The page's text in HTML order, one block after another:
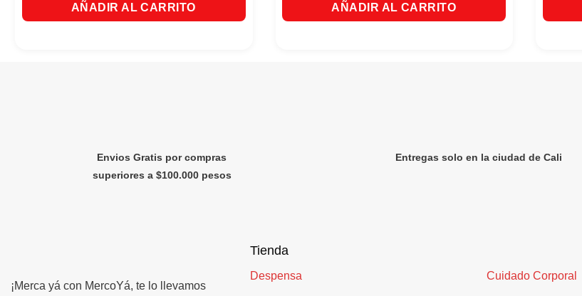
AÑADIR AL CARRITO AÑADIR AL CARRITO
Envios Gratis por compras
superiores a $100.000 pesos
Entregas solo en la ciudad de Cali
¡Merca yá con MercoYá, te lo llevamos
Tienda
Despensa Cuidado Corporal